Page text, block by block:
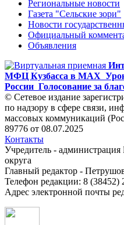
Региональные новости
Газета "Сельские зори"
Новости
Официальный
Объявления
МФЦ Кузбасса в MAX
России Голосование за
© Сетевое издание
по надзору в сфере связи,
массовых коммуникаций
89776 от 08.07.2025
Контакты
Учредитель -
округа
Главный редактор -
Телефон редакции: 8 (38452)
Адрес электронной почты